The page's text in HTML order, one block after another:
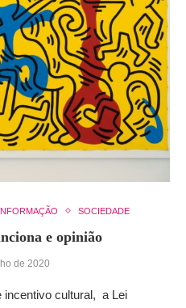
SOCIEDADE
e opinião
de 2020
incentivo cultural, a Lei